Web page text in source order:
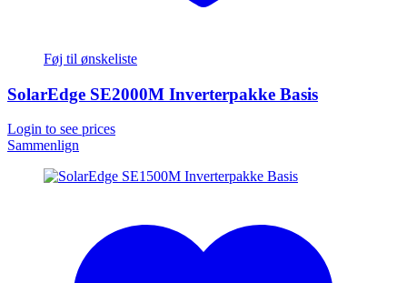
Føj til ønskeliste
SolarEdge SE2000M Inverterpakke Basis
Login to see prices
Sammenlign